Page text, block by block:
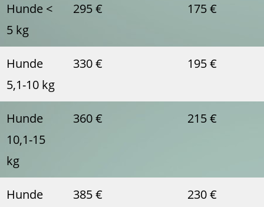
Hunde <
5 kg
295 € 175 €
Hunde
5,1-10 kg
330 € 195 €
Hunde
10,1-15
kg
360 € 215 €
Hunde
385 € 230 €